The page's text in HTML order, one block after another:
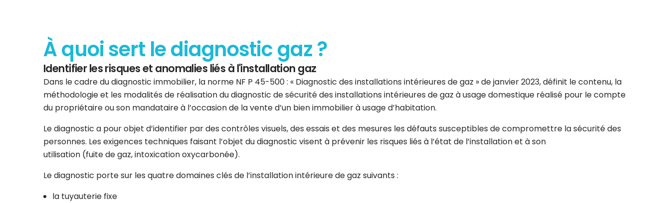
À quoi sert le diagnostic gaz ?
Identifier les risques et anomalies liés à l'installation gaz
Dans le cadre du diagnostic immobilier, la norme NF P 45-500 : « Diagnostic des installations intérieures de gaz » de janvier 2023, définit le contenu, la
méthodologie et les modalités de réalisation du diagnostic de sécurité des installations intérieures de gaz à usage domestique réalisé pour le compte
du propriétaire ou son mandataire à l’occasion de la vente d’un bien immobilier à usage d’habitation.
Le diagnostic a pour objet d’identifier par des contrôles visuels, des essais et des mesures les défauts susceptibles de compromettre la sécurité des
personnes. Les exigences techniques faisant l’objet du diagnostic visent à prévenir les risques liés à l’état de l’installation et à son
utilisation (fuite de gaz, intoxication oxycarbonée).
Le diagnostic porte sur les quatre domaines clés de l’installation intérieure de gaz suivants :
la tuyauterie fixe